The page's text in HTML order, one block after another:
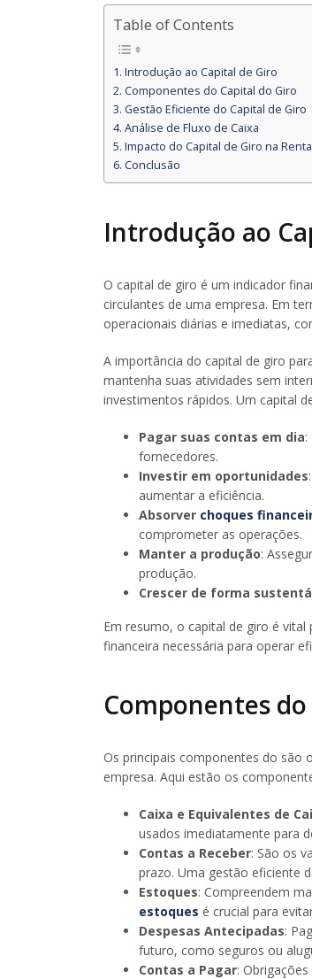
Table of Contents
Introdução ao Capital de Giro
Componentes do Capital do Giro
Gestão Eficiente do Capital de Giro
Análise de Fluxo de Caixa
Impacto do Capital de Giro na
Conclusão
Introdução ao
O capital de giro é um indicador
circulantes de uma empresa. Em
operacionais diárias e imediatas,
A importância do capital de giro
mantenha suas atividades sem
investimentos rápidos. Um capital
Pagar suas contas em dia
fornecedores.
Investir em oportunidades
aumentar a eficiência.
Absorver choques
comprometer as operações.
Manter a produção:
produção.
Crescer de forma
Em resumo, o capital de giro é
financeira necessária para operar
Componentes
Os principais componentes do são
empresa. Aqui estão os
Caixa e Equivalentes de
usados imediatamente para
Contas a Receber: São os
prazo. Uma gestão eficiente
Estoques: Compreendem
estoques é crucial para
Despesas Antecipadas:
futuro, como seguros ou
Contas a Pagar: